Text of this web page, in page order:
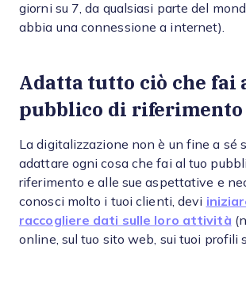
giorni su 7, da qualsiasi parte del
abbia una connessione a internet).
Adatta tutto ciò che fai
pubblico di riferimento
La digitalizzazione non è un fine a sé
adattare ogni cosa che fai al tuo
riferimento e alle sue aspettative e
conosci molto i tuoi clienti, devi
raccogliere dati sulle loro attività
online, sul tuo sito web, sui tuoi profili